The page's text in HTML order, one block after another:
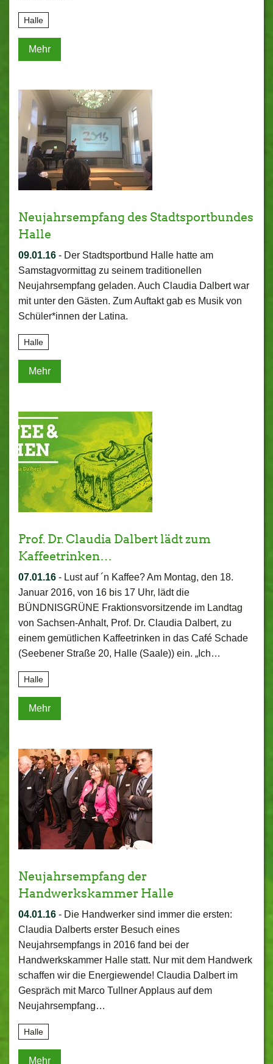
Halle
Mehr
Neujahrsempfang des Stadtsportbundes
Halle
09.01.16 - Der Stadtsportbund Halle hatte am
Samstagvormittag zu seinem traditionellen
Neujahrsempfang geladen. Auch Claudia Dalbert war
mit unter den Gästen. Zum Auftakt gab es Musik von
Schüler*innen der Latina.
Halle
Mehr
Prof. Dr. Claudia Dalbert lädt zum
Kaffeetrinken…
07.01.16 - Lust auf ´n Kaffee? Am Montag, den 18.
Januar 2016, von 16 bis 17 Uhr, lädt die
BÜNDNISGRÜNE Fraktionsvorsitzende im Landtag
von Sachsen-Anhalt, Prof. Dr. Claudia Dalbert, zu
einem gemütlichen Kaffeetrinken in das Café Schade
(Seebener Straße 20, Halle (Saale)) ein. „Ich…
Halle
Mehr
Neujahrsempfang der
Handwerkskammer Halle
04.01.16 - Die Handwerker sind immer die ersten:
Claudia Dalberts erster Besuch eines
Neujahrsempfangs in 2016 fand bei der
Handwerkskammer Halle statt. Nur mit dem Handwerk
schaffen wir die Energiewende! Claudia Dalbert im
Gespräch mit Marco Tullner Applaus auf dem
Neujahrsempfang…
Halle
Mehr